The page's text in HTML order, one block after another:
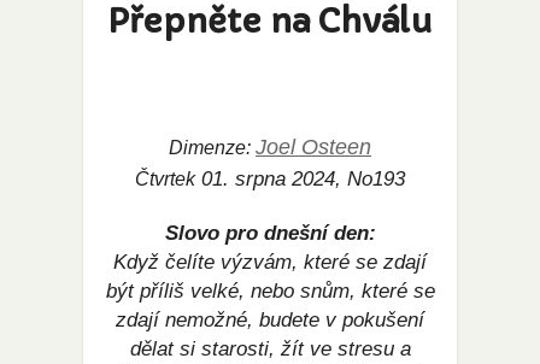
Přepněte na Chválu
Dimenze: Joel Osteen
Čtvrtek01. srpna 2024, No193
Slovo pro dnešní den:
Když čelíte výzvám, které se zdají
být příliš velké, nebo snům, které se
zdají nemožné, budete v pokušení
dělat si starosti, žít ve stresu a